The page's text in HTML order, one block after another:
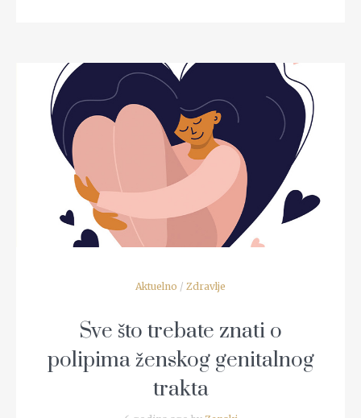
READ MORE
Aktuelno / Zdravlje
Sve što trebate znati o
polipima ženskog genitalnog
trakta